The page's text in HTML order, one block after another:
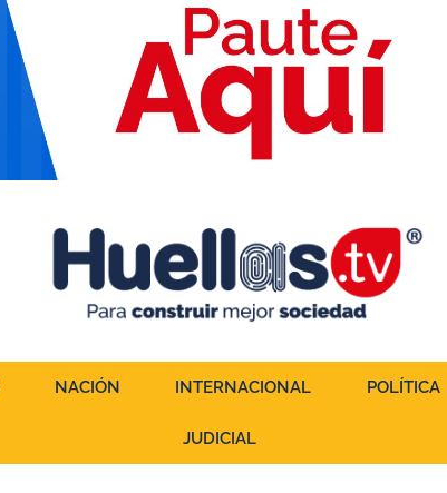
NACIÓN INTERNACIONAL POLÍTICA
JUDICIAL